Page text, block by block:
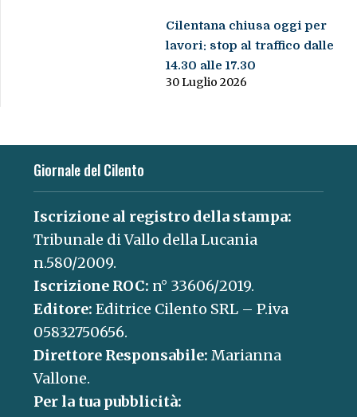
Cilentana chiusa oggi per
lavori: stop al traffico dalle
14.30 alle 17.30
30 Luglio 2026
Giornale del Cilento
Iscrizione al registro della stampa:
Tribunale di Vallo della Lucania
n.580/2009.
Iscrizione ROC: n° 33606/2019.
Editore: Editrice Cilento SRL – P.iva
05832750656.
Direttore Responsabile: Marianna
Vallone.
Per la tua pubblicità: